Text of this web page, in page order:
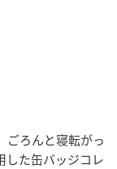
ごろんと寝転がっ
した缶バッジコレ